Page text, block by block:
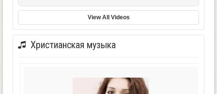
View All Videos
Христианская музыка